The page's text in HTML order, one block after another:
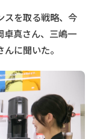
スを取る戦略、今
卓真さん、三嶋一
に聞いた。